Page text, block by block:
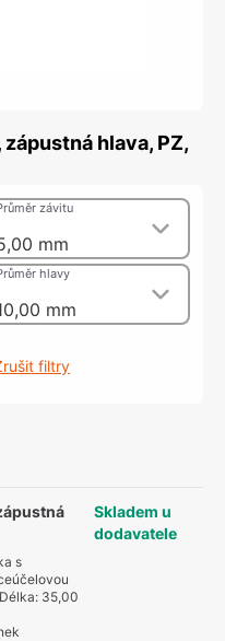
hlava, PZ,
mm
závitu
mm
hlavy
filtry
s
Délka: 35,00
Skladem u
dodavatele